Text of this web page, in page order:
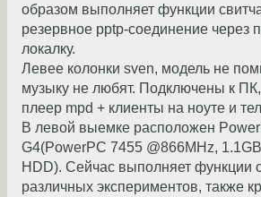
образом выполняет функции
резервное pptp-соединение через
локалку.
Левее колонки sven, модель не
музыку не любят. Подключены к ПК,
плеер mpd + клиенты на ноуте и
В левой выемке расположен
G4(PowerPC 7455 @866MHz,
HDD). Сейчас выполняет функции
различных экспериментов, также